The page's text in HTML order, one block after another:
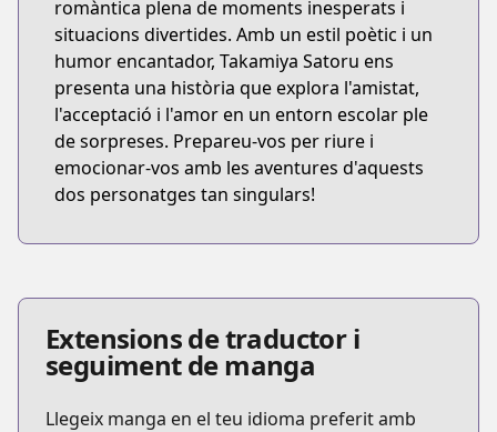
romàntica plena de moments inesperats i
situacions divertides. Amb un estil poètic i un
humor encantador, Takamiya Satoru ens
presenta una història que explora l'amistat,
l'acceptació i l'amor en un entorn escolar ple
de sorpreses. Prepareu-vos per riure i
emocionar-vos amb les aventures d'aquests
dos personatges tan singulars!
Extensions de traductor i
seguiment de manga
Llegeix manga en el teu idioma preferit amb